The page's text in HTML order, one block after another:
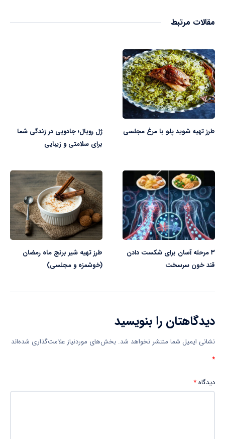
مقالات مرتبط
طرز تهیه شوید پلو با مرغ مجلسی
ژل رویال؛ جادویی در زندگی شما
برای سلامتی و زیبایی
۳ مرحله آسان برای شکست دادن
قند خون سرسخت
طرز تهیه شیر برنج ماه رمضان
(خوشمزه و مجلسی)
دیدگاهتان را بنویسید
نشانی ایمیل شما منتشر نخواهد شد. بخش‌های موردنیاز علامت‌گذاری شده‌اند
*
دیدگاه*